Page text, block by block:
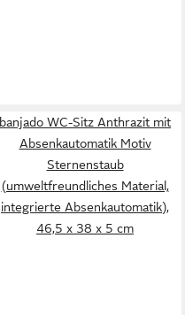
banjado WC-Sitz Anthrazit mit
Absenkautomatik Motiv
Sternenstaub
(umweltfreundliches Material,
integrierte Absenkautomatik),
46,5 x 38 x 5 cm